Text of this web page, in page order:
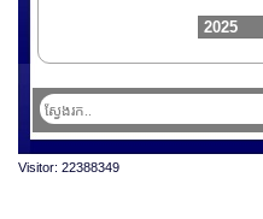
Visitor: 22388349